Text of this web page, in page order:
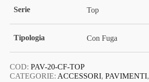
Serie Top
Tipologia Con Fuga
COD: PAV-20-CF-TOP
CATEGORIE: ACCESSORI, PAVIMENTI,